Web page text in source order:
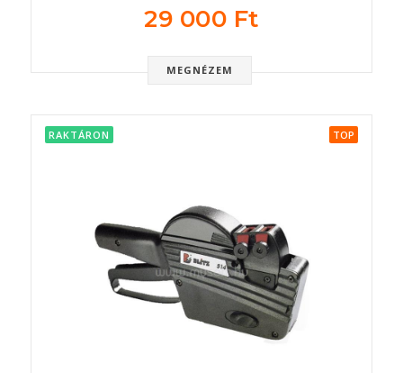
29 000 Ft
MEGNÉZEM
RAKTÁRON TOP